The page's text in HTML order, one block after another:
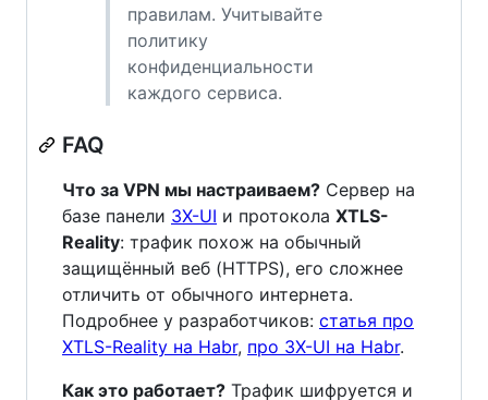
правилам. Учитывайте
политику
конфиденциальности
каждого сервиса.
FAQ
Что за VPN мы настраиваем? Сервер на
базе панели 3X-UI и протокола XTLS-
Reality: трафик похож на обычный
защищённый веб (HTTPS), его сложнее
отличить от обычного интернета.
Подробнее у разработчиков: статья про
XTLS-Reality на Habr, про 3X-UI на Habr.
Как это работает? Трафик шифруется и